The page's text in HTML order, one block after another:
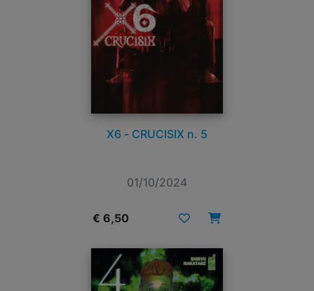
X6 - CRUCISIX n. 5
01/10/2024
€ 6,50